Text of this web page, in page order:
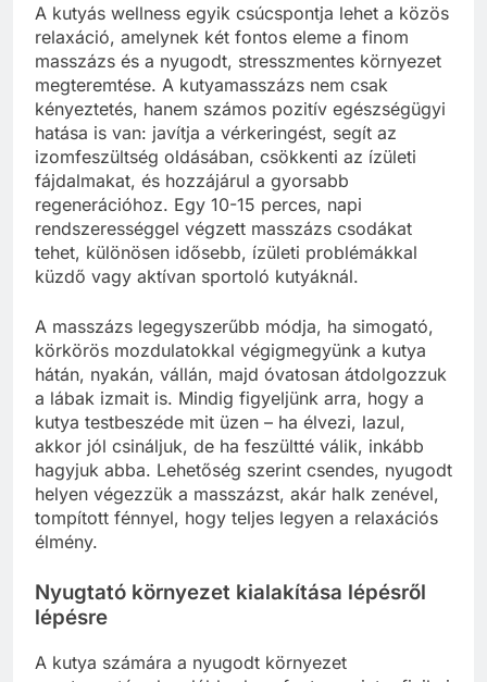
A kutyás wellness egyik csúcspontja lehet a közös
relaxáció, amelynek két fontos eleme a finom
masszázs és a nyugodt, stresszmentes környezet
megteremtése. A kutyamasszázs nem csak
kényeztetés, hanem számos pozitív egészségügyi
hatása is van: javítja a vérkeringést, segít az
izomfeszültség oldásában, csökkenti az ízületi
fájdalmakat, és hozzájárul a gyorsabb
regenerációhoz. Egy 10-15 perces, napi
rendszerességgel végzett masszázs csodákat
tehet, különösen idősebb, ízületi problémákkal
küzdő vagy aktívan sportoló kutyáknál.
A masszázs legegyszerűbb módja, ha simogató,
körkörös mozdulatokkal végigmegyünk a kutya
hátán, nyakán, vállán, majd óvatosan átdolgozzuk
a lábak izmait is. Mindig figyeljünk arra, hogy a
kutya testbeszéde mit üzen – ha élvezi, lazul,
akkor jól csináljuk, de ha feszültté válik, inkább
hagyjuk abba. Lehetőség szerint csendes, nyugodt
helyen végezzük a masszázst, akár halk zenével,
tompított fénnyel, hogy teljes legyen a relaxációs
élmény.
Nyugtató környezet kialakítása lépésről
lépésre
A kutya számára a nyugodt környezet